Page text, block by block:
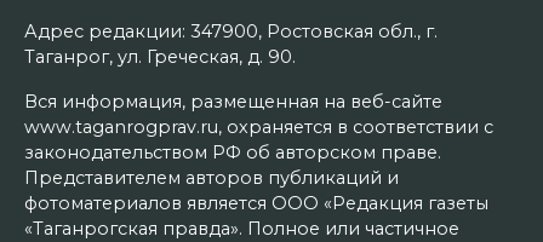
Адрес редакции: 347900, Ростовская обл., г.
Таганрог, ул. Греческая, д. 90.
Вся информация, размещенная на веб-сайте
www.taganrogprav.ru, охраняется в соответствии с
законодательством РФ об авторском праве.
Представителем авторов публикаций и
фотоматериалов является ООО «Редакция газеты
«Таганрогская правда». Полное или частичное